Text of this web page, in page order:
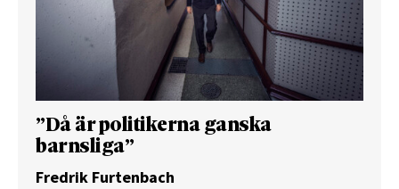
”Då är politikerna ganska
barnsliga”
Fredrik Furtenbach